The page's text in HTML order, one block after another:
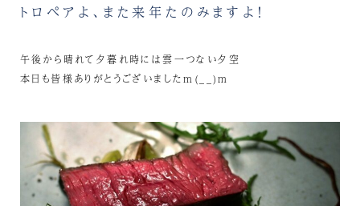
トロペアよ、また来年たのみますよ！
午後から晴れて夕暮れ時には雲一つない夕空
本日も皆様ありがとうございましたm(__)m